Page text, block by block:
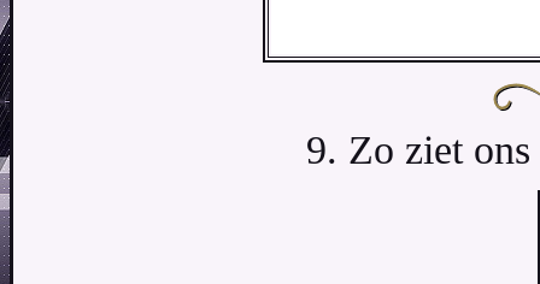
9. Zo ziet